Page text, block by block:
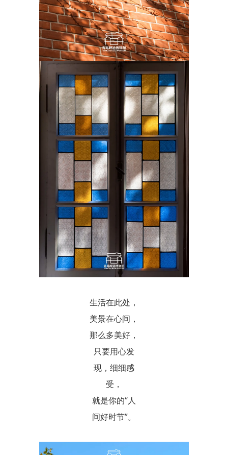
生活在此处，
美景在心间，
那么多美好，
只要用心发
现，细细感
受，
就是你的“人
间好时节”。